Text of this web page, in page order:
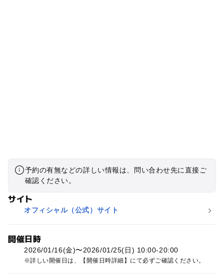
予約の有無などの詳しい情報は、問い合わせ先に直接ご
確認ください。
サイト
オフィシャル（公式）サイト
開催日時
2026/01/16(金)〜2026/01/25(日) 10:00-20:00
詳しい開催日は、【開催日時詳細】にて必ずご確認ください。